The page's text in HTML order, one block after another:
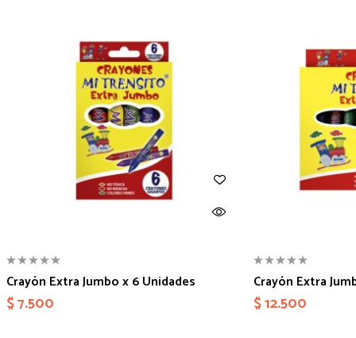
Crayón Extra Jumbo x 6 Unidades
$7.500
Crayón Extra
$12.500